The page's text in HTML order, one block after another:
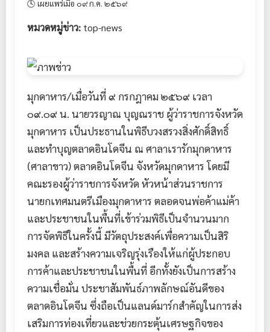
🕓 เผยแพร่เมื่อ ๐๙ ก.ค. ๒๕๖๙
หมวดหมู่ข่าว: top-news
มุกดาหาร/เมื่อวันที่ ๙ กรกฎาคม ๒๕๖๙ เวลา
๐๙.๐๙ น. นายวรญาณ บุญณราช ผู้ว่าราชการจังหวัด
มุกดาหาร เป็นประธานในพิธีบวงสรวงสิ่งศักดิ์สิทธิ์
และทำบุญตลาดอินโดจีน ณ ศาลาเรารักมุกดาหาร
(ศาลาขาว) ตลาดอินโดจีน จังหวัดมุกดาหาร โดยมี
คณะรองผู้ว่าราชการจังหวัด หัวหน้าส่วนราชการ
นายกเทศมนตรีเมืองมุกดาหาร ตลอดจนพ่อค้าแม่ค้า
และประชาชนในพื้นที่เข้าร่วมพิธีเป็นจำนวนมาก
การจัดพิธีในครั้งนี้ มีวัตถุประสงค์เพื่อความเป็นสิริ
มงคล และสร้างความเจริญรุ่งเรืองให้แก่ผู้ประกอบ
การค้าและประชาชนในพื้นที่ อีกทั้งยังเป็นการสร้าง
ความเชื่อมั่น ประชาสัมพันธ์ภาพลักษณ์อันดีของ
ตลาดอินโดจีน ซึ่งถือเป็นแลนด์มาร์กสำคัญในการส่ง
เสริมการท่องเที่ยวและช่วยกระตุ้นเศรษฐกิจของ